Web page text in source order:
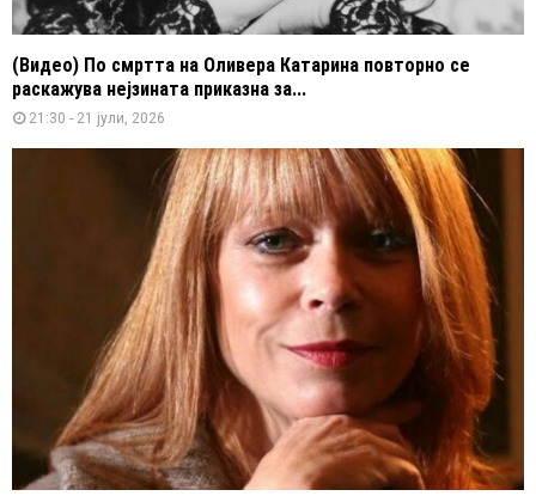
(Видео) По смртта на Оливера Катарина повторно се
раскажува нејзината приказна за...
21:30 - 21 јули, 2026